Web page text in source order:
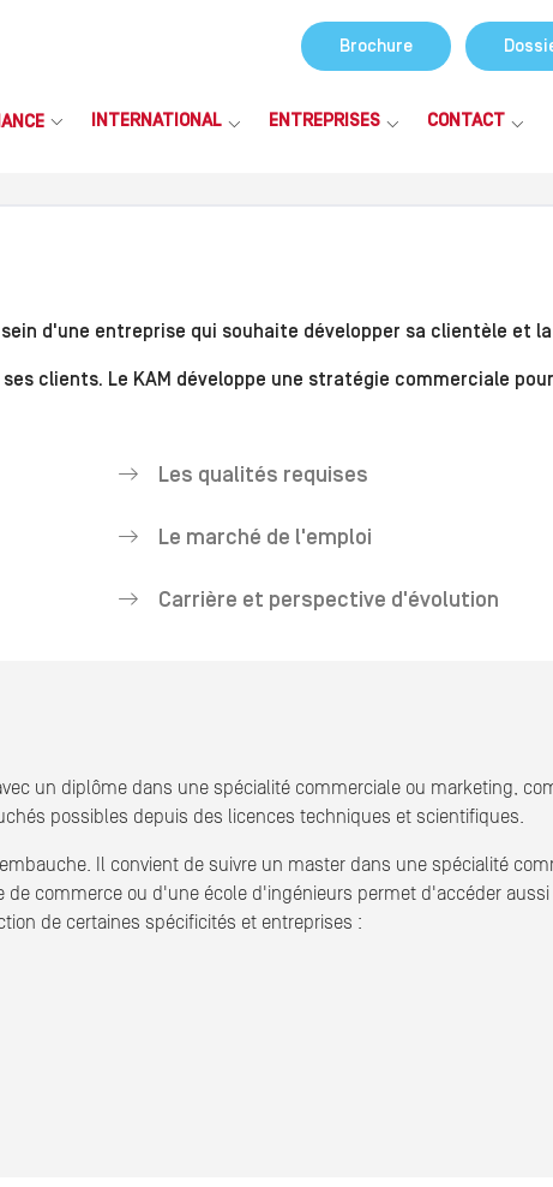
Brochure
INTERNATIONAL ENTREPRISES CONTACT
d'une entreprise qui souhaite développer sa clientèle et
clients. Le KAM développe une stratégie commerciale
Les qualités requises
Le marché de l'emploi
Carrière et perspective d'évolution
un diplôme dans une spécialité commerciale ou marketing,
possibles depuis des licences techniques et scientifiques.
Il convient de suivre un master dans une spécialité
de commerce ou d'une école d'ingénieurs permet d'accéder
de certaines spécificités et entreprises :